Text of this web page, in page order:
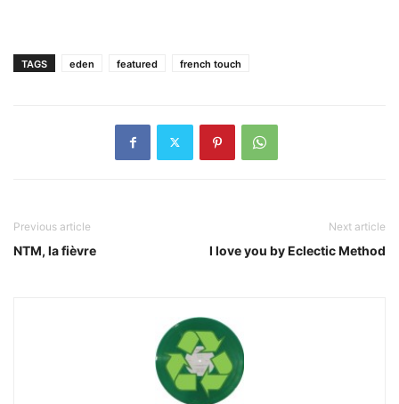
TAGS eden featured french touch
Previous article
NTM, la fièvre
Next article
I love you by Eclectic Method